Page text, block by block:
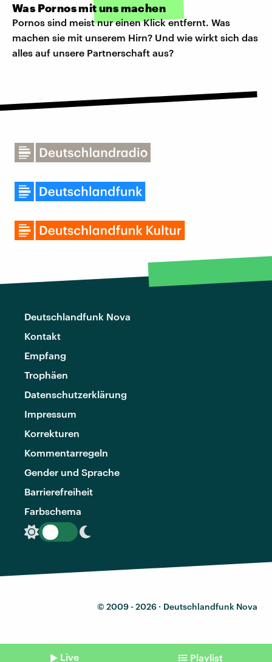
Was Pornos mit uns machen
Pornos sind meist nur einen Klick entfernt. Was
machen sie mit unserem Hirn? Und wie wirkt sich das
alles auf unsere Partnerschaft aus?
Deutschlandfunk Nova
Kontakt
Empfang
Trophäen
Datenschutzerklärung
Impressum
Korrekturen
Kommentarregeln
Gender und Sprache
Barrierefreiheit
Farbschema
© 2009 - 2026 · Deutschlandfunk Nova
Live Playlist